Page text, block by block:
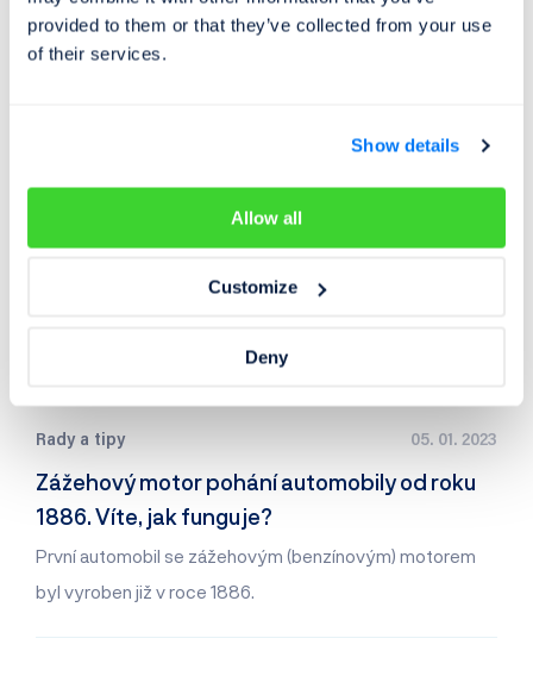
provided to them or that they’ve collected from your use
of their services.
Show details
Allow all
Customize
Deny
technickém průkazu vašeho…
Rady a tipy 05. 01. 2023
Zážehový motor pohání automobily od roku
1886. Víte, jak funguje?
První automobil se zážehovým (benzínovým) motorem
byl vyroben již v roce 1886.